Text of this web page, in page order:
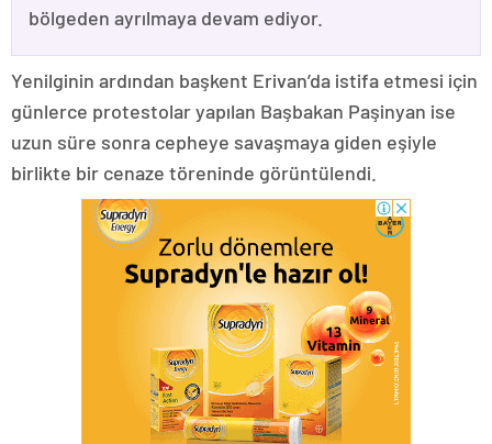
bölgeden ayrılmaya devam ediyor.
Yenilginin ardından başkent Erivan’da istifa etmesi için
günlerce protestolar yapılan Başbakan Paşinyan ise
uzun süre sonra cepheye savaşmaya giden eşiyle
birlikte bir cenaze töreninde görüntülendi.